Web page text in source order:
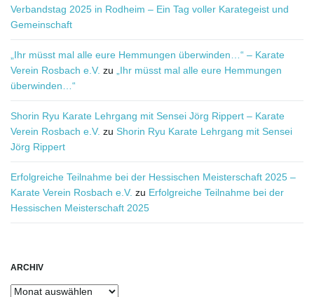
Verbandstag 2025 in Rodheim – Ein Tag voller Karategeist und
Gemeinschaft
„Ihr müsst mal alle eure Hemmungen überwinden…“ – Karate
Verein Rosbach e.V. zu
„Ihr müsst mal alle eure Hemmungen
überwinden…“
Shorin Ryu Karate Lehrgang mit Sensei Jörg Rippert – Karate
Verein Rosbach e.V. zu Shorin Ryu Karate Lehrgang mit Sensei
Jörg Rippert
Erfolgreiche Teilnahme bei der Hessischen Meisterschaft 2025 –
Karate Verein Rosbach e.V. zu Erfolgreiche Teilnahme bei der
Hessischen Meisterschaft 2025
ARCHIV
Archiv